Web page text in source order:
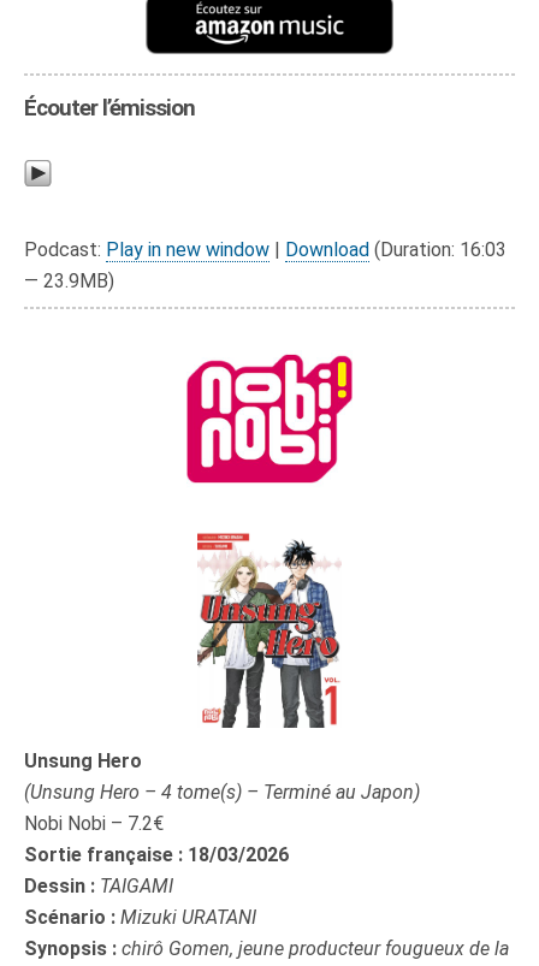
Écouter l’émission
Podcast: Play in new window Download (Duration: 16:03
— 23.9MB)
Unsung Hero
(Unsung Hero – 4 tome(s) – Terminé au Japon)
Nobi Nobi – 7.2€
Sortie française : 18/03/2026
Dessin : TAIGAMI
Scénario : Mizuki URATANI
Synopsis : chirô Gomen, jeune producteur fougueux de la